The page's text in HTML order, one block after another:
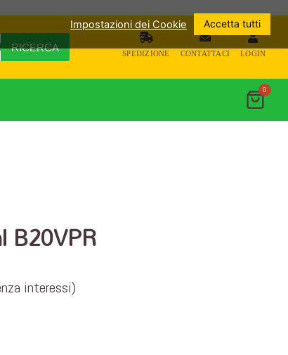
RICERCA SPEDIZIONE CONTATTACI LOGIN
0
B20VPR
interessi)
Impostazioni dei Cookie Accetta tutti